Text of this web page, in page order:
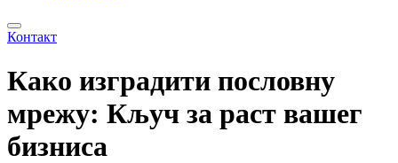
Контакт
Како изградити пословну
мрeжу: Кључ за раст вашeг
бизниса